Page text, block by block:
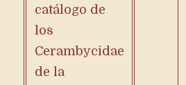
catálogo de
los
Cerambycidae
de la